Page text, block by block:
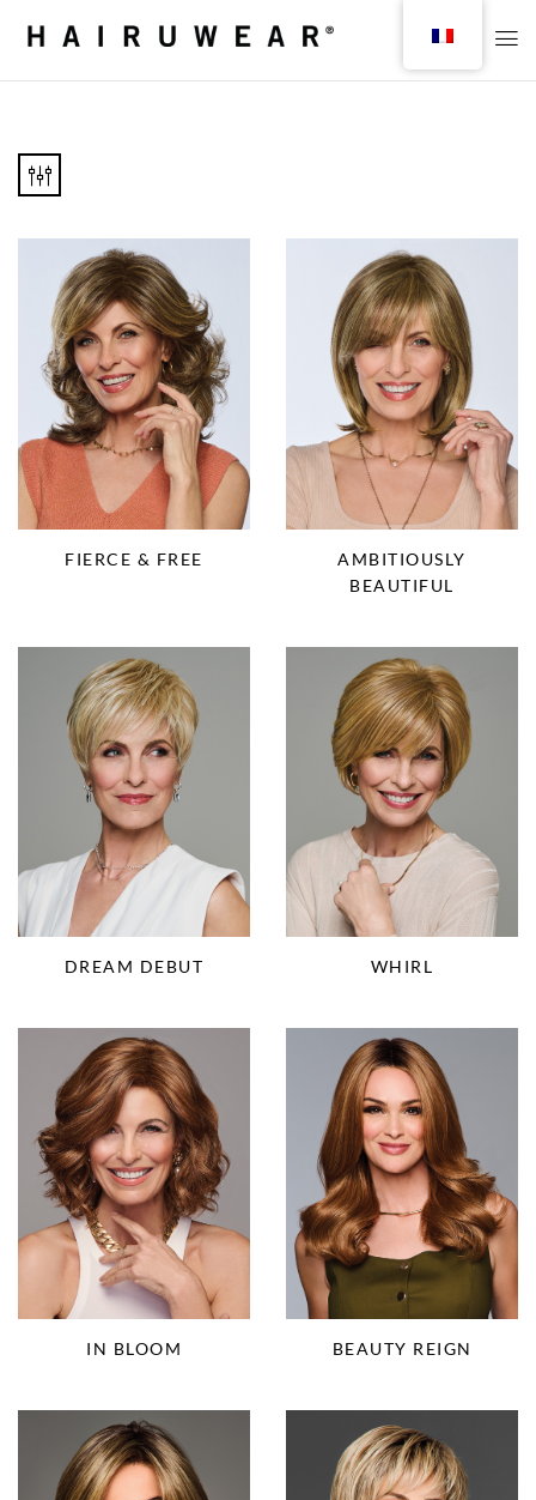
FIERCE & FREE
AMBITIOUSLY
BEAUTIFUL
DREAM DEBUT WHIRL
IN BLOOM BEAUTY REIGN